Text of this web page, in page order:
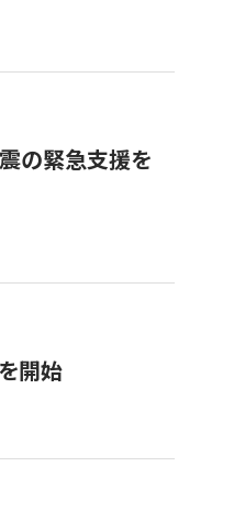
の緊急支援を
開始